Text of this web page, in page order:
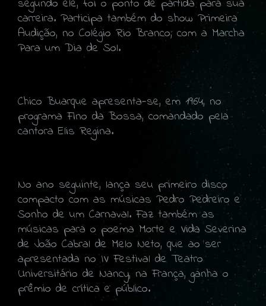
segundo ele, foi o ponto de partida para sua
carreira. Participa também do show Primeira
Audição, no Colégio Rio Branco, com a Marcha
Para um Dia de Sol.
Chico Buarque apresenta-se, em 1964, no
programa Fino da Bossa, comandado pela
cantora Elis Regina.
No ano seguinte, lança seu primeiro disco
compacto com as músicas Pedro Pedreiro e
Sonho de um Carnaval. Faz também as
músicas para o poema Morte e Vida Severina
de João Cabral de Melo Neto, que ao ser
apresentada no IV Festival de Teatro
Universitário de Nancy, na França, ganha o
prêmio de crítica e público.